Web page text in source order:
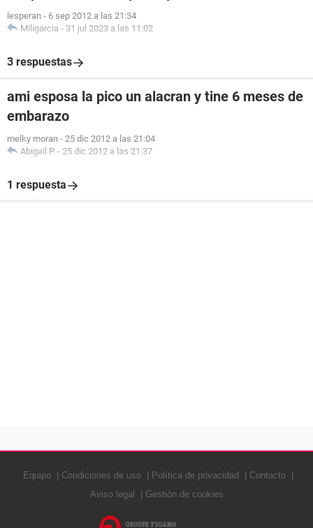
lesperan - 6 sep 2012 a las 21:34
Miligarcia - 31 jul 2023 a las 11:02
3 respuestas
ami esposa la pico un alacran y tine 6 meses de
embarazo
melky moran - 25 dic 2012 a las 21:04
Abigail P. - 25 dic 2012 a las 21:37
1 respuesta
Equipo Condiciones de uso Política de privacidad
Contacto
Aviso legal
Gestión de cookies